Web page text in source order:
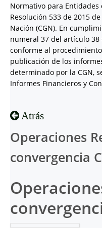
Normativo para
Resolución 533 de 2015
Nación (CGN). En
numeral 37 del artículo 38
conforme al
publicación de los
determinado por la CGN,
Informes Financieros y
Atrás
Operaciones
convergencia